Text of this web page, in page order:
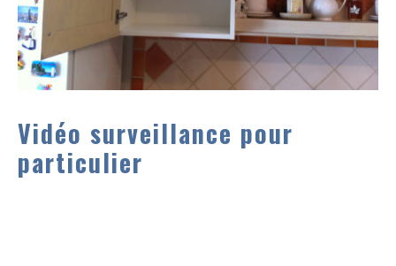
Vidéo surveillance pour
particulier